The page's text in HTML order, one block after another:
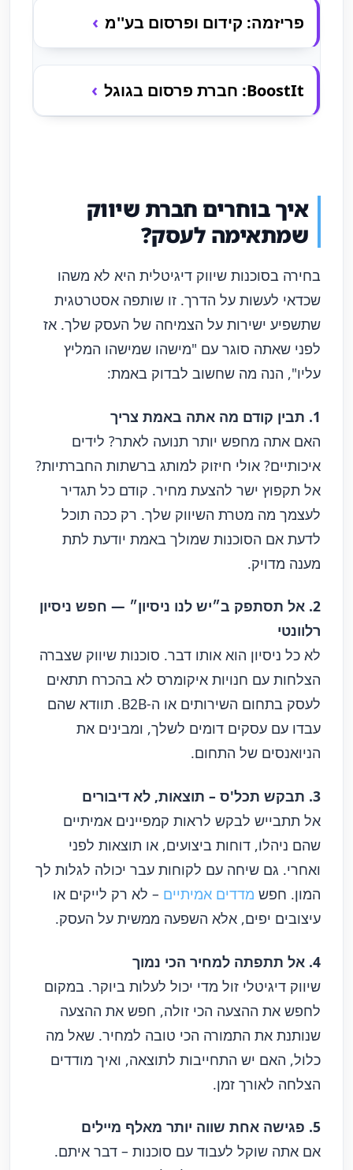
פריזמה: קידום ופרסום בע''מ
BoostIt: חברת פרסום בגוגל
איך בוחרים חברת שיווק
שמתאימה לעסק?
בחירה בסוכנות שיווק דיגיטלית היא לא משהו
שכדאי לעשות על הדרך. זו שותפה אסטרטגית
שתשפיע ישירות על הצמיחה של העסק שלך. אז
לפני שאתה סוגר עם "מישהו שמישהו המליץ
עליו", הנה מה שחשוב לבדוק באמת:
1. תבין קודם מה אתה באמת צריך
האם אתה מחפש יותר תנועה לאתר? לידים
איכותיים? אולי חיזוק למותג ברשתות החברתיות?
אל תקפוץ ישר להצעת מחיר. קודם כל תגדיר
לעצמך מה מטרת השיווק שלך. רק ככה תוכל
לדעת אם הסוכנות שמולך באמת יודעת לתת
מענה מדויק.
2. אל תסתפק ב״יש לנו ניסיון״ — חפש ניסיון
רלוונטי
לא כל ניסיון הוא אותו דבר. סוכנות שיווק שצברה
הצלחות עם חנויות איקומרס לא בהכרח תתאים
לעסק בתחום השירותים או ה-B2B. תוודא שהם
עבדו עם עסקים דומים לשלך, ומבינים את
הניואנסים של התחום.
3. תבקש תכל'ס – תוצאות, לא דיבורים
אל תתבייש לבקש לראות קמפיינים אמיתיים
שהם ניהלו, דוחות ביצועים, או תוצאות לפני
ואחרי. גם שיחה עם לקוחות עבר יכולה לגלות לך
המון. חפש מדדים אמיתיים – לא רק לייקים או
עיצובים יפים, אלא השפעה ממשית על העסק.
4. אל תתפתה למחיר הכי נמוך
שיווק דיגיטלי זול מדי יכול לעלות ביוקר. במקום
לחפש את ההצעה הכי זולה, חפש את ההצעה
שנותנת את התמורה הכי טובה למחיר. שאל מה
כלול, האם יש התחייבות לתוצאה, ואיך מודדים
הצלחה לאורך זמן.
5. פגישה אחת שווה יותר מאלף מיילים
אם אתה שוקל לעבוד עם סוכנות – דבר איתם.